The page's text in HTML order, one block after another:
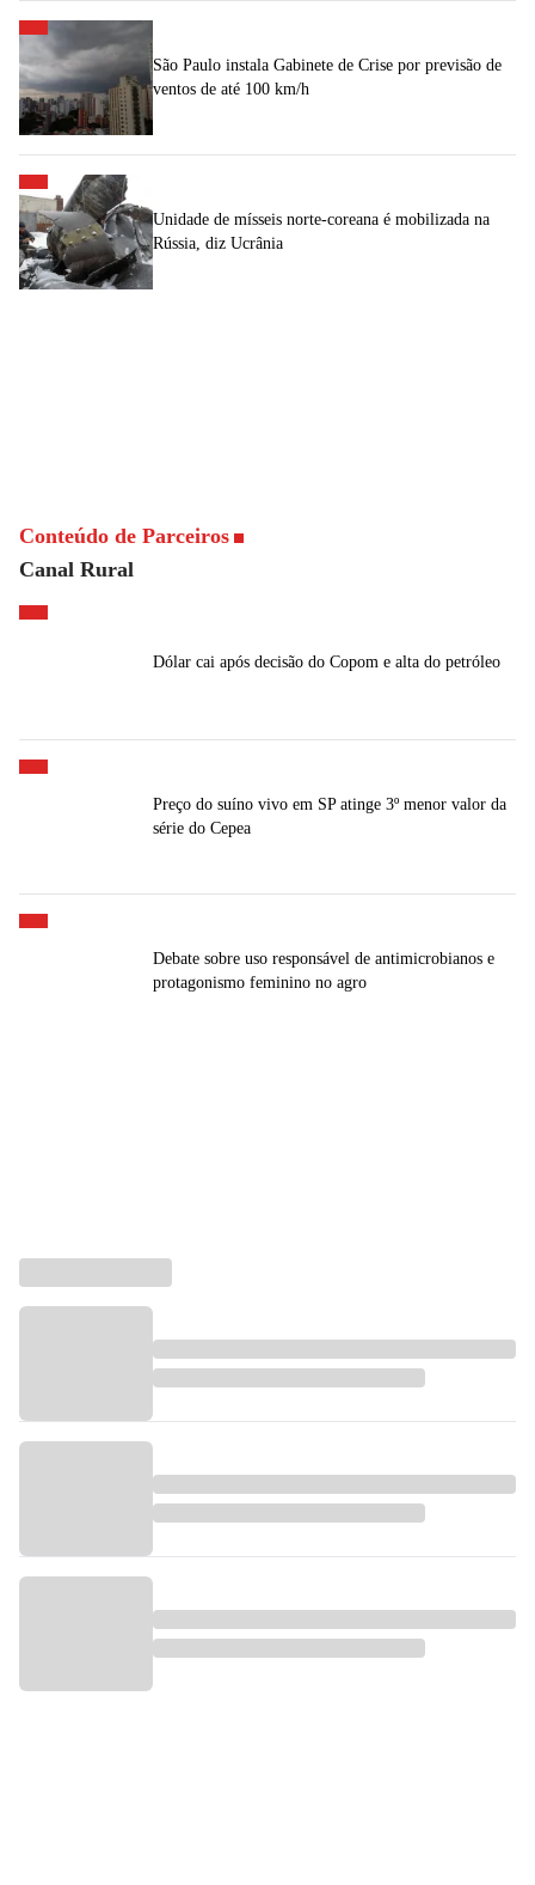
São Paulo instala Gabinete de Crise por previsão de
ventos de até 100 km/h
Unidade de mísseis norte-coreana é mobilizada na
Rússia, diz Ucrânia
Conteúdo de Parceiros
Canal Rural
Dólar cai após decisão do Copom e alta do petróleo
Preço do suíno vivo em SP atinge 3º menor valor da
série do Cepea
Debate sobre uso responsável de antimicrobianos e
protagonismo feminino no agro